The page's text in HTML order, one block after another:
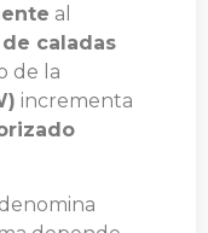
al
caladas
de la
incrementa